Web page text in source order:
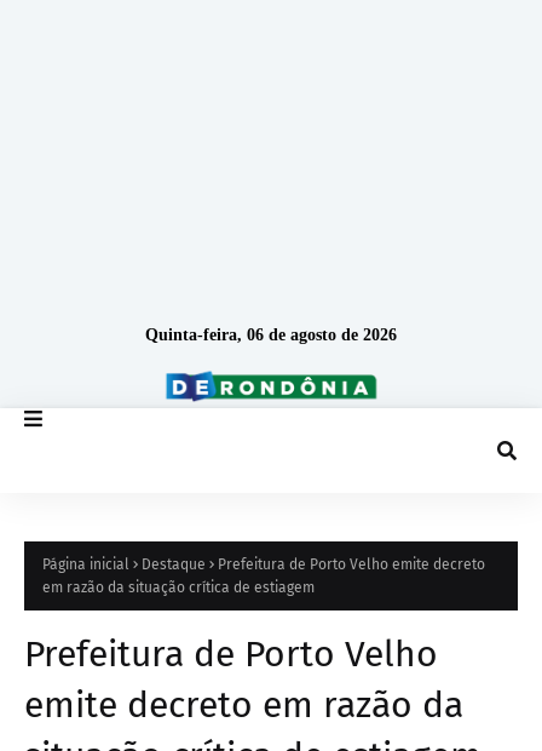
Quinta-feira, 06 de agosto de 2026
Página inicial Destaque
Prefeitura de Porto Velho emite decreto
em razão da situação crítica de estiagem
Prefeitura de Porto Velho
emite decreto em razão da